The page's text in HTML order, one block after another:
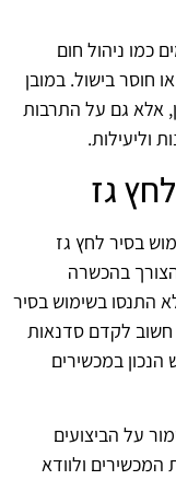
כמו ניהול חום
חוסר בישול. במובן
אלא גם על התרבות
וליעילות.
גז
בסיר לחץ גז
בהכשרה
התנסו בשימוש בסיר
חשוב לקדם סדנאות
הנכון במכשירים
על הביצועים
ולוודא